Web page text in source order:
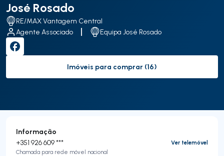
José Rosado
RE/MAX Vantagem Central
Agente Associado
Equipa José Rosado
to-buy-listing
Imóveis para comprar (16)
Informação
+351 926 609 ***
Ver telemóvel
Chamada para rede móvel nacional